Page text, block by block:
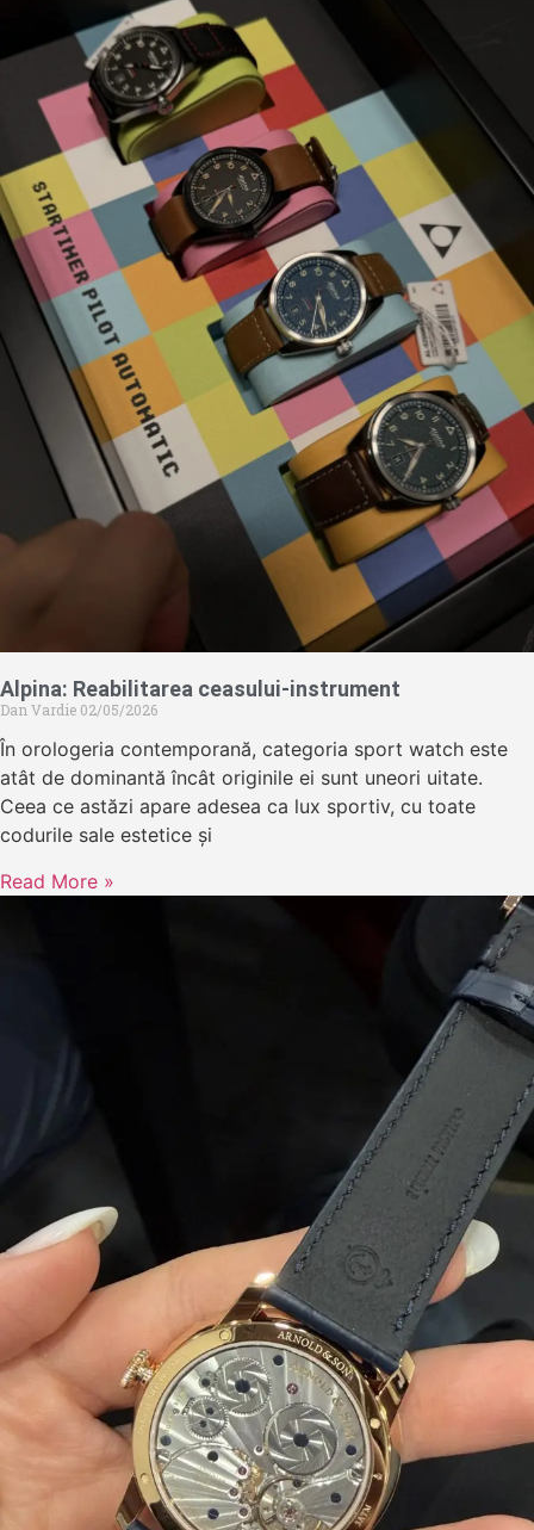
Alpina: Reabilitarea ceasului-instrument
Dan Vardie 02/05/2026
În orologeria contemporană, categoria sport watch este
atât de dominantă încât originile ei sunt uneori uitate.
Ceea ce astăzi apare adesea ca lux sportiv, cu toate
codurile sale estetice și
Read More »